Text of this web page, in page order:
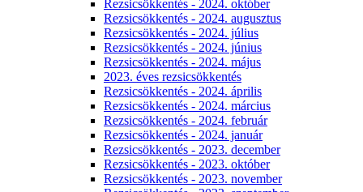
Rezsicsökkentés - 2024. október
Rezsicsökkentés - 2024. augusztus
Rezsicsökkentés - 2024. július
Rezsicsökkentés - 2024. június
Rezsicsökkentés - 2024. május
2023. éves rezsicsökkentés
Rezsicsökkentés - 2024. április
Rezsicsökkentés - 2024. március
Rezsicsökkentés - 2024. február
Rezsicsökkentés - 2024. január
Rezsicsökkentés - 2023. december
Rezsicsökkentés - 2023. október
Rezsicsökkentés - 2023. november